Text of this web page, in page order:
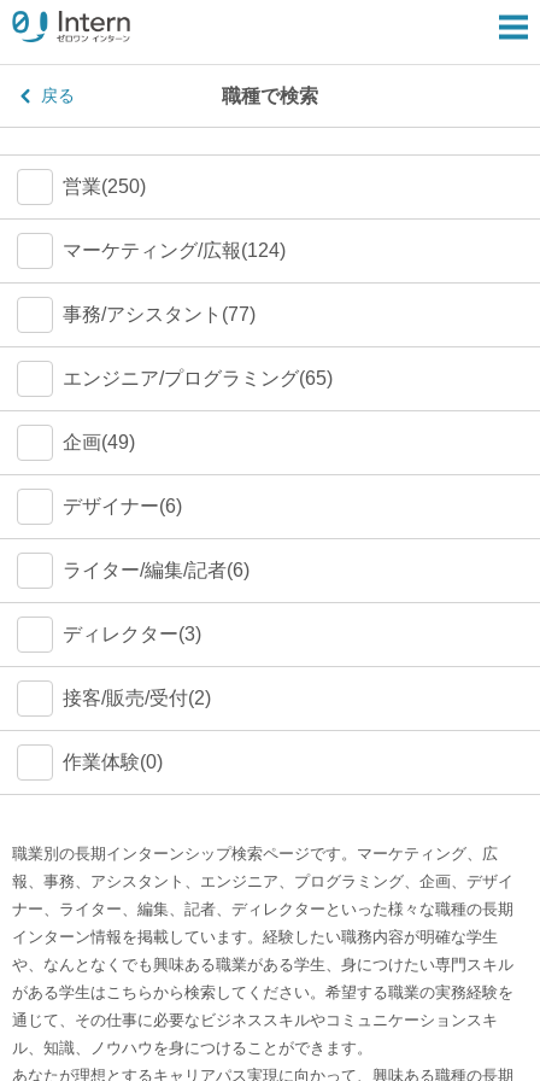
戻る 職種で検索
営業(250)
マーケティング/広報(124)
事務/アシスタント(77)
エンジニア/プログラミング(65)
企画(49)
デザイナー(6)
ライター/編集/記者(6)
ディレクター(3)
接客/販売/受付(2)
作業体験(0)
職業別の長期インターンシップ検索ページです。マーケティング、広
報、事務、アシスタント、エンジニア、プログラミング、企画、デザイ
ナー、ライター、編集、記者、ディレクターといった様々な職種の長期
インターン情報を掲載しています。経験したい職務内容が明確な学生
や、なんとなくでも興味ある職業がある学生、身につけたい専門スキル
がある学生はこちらから検索してください。希望する職業の実務経験を
通じて、その仕事に必要なビジネススキルやコミュニケーションスキ
ル、知識、ノウハウを身につけることができます。
あなたが理想とするキャリアパス実現に向かって、興味ある職種の長期